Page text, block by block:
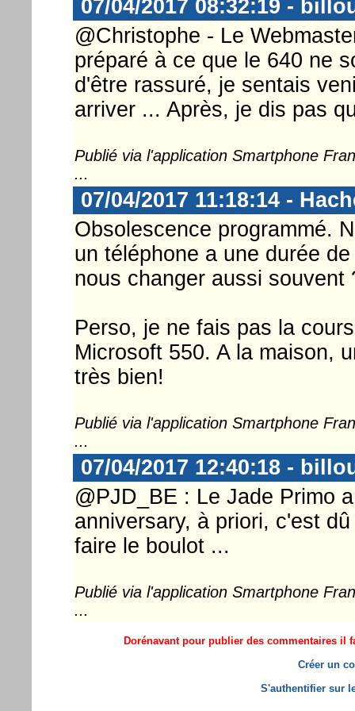
07/04/2017 08:32:19 -
@Christophe - Le
préparé à ce que le 640 ne
d'être rassuré, je sentais
arriver ... Après, je dis pas
Publié via l'application Smartphone
...
07/04/2017 11:18:14 -
Obsolescence programmé.
un téléphone a une durée
nous changer aussi souvent
Perso, je ne fais pas la
Microsoft 550. A la maison,
très bien!
Publié via l'application Smartphone
...
07/04/2017 12:40:18 -
@PJD_BE : Le Jade Primo
anniversary, à priori, c'est
faire le boulot ...
Publié via l'application Smartphone
...
Dorénavant pour publier des commentaires il
Créer un
S'authentifier sur